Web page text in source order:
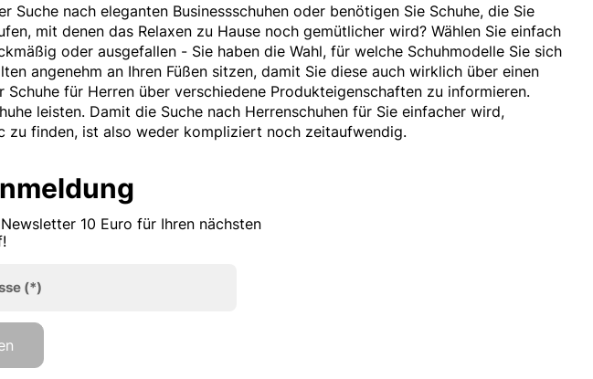
nach eleganten Businessschuhen oder benötigen Sie Schuhe, die Sie
mit denen das Relaxen zu Hause noch gemütlicher wird? Wählen Sie einfach
oder ausgefallen - Sie haben die Wahl, für welche Schuhmodelle Sie sich
angenehm an Ihren Füßen sitzen, damit Sie diese auch wirklich über einen
für Herren über verschiedene Produkteigenschaften zu informieren.
leisten. Damit die Suche nach Herrenschuhen für Sie einfacher wird,
zu finden, ist also weder kompliziert noch zeitaufwendig.
10 Euro für Ihren nächsten
(*)